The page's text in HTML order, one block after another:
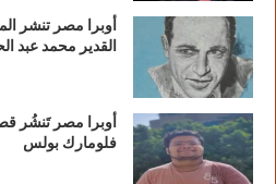
أوبرا مصر تنشر
القدير محمد عبد
أوبرا مصر تَنشُر
فلومارك بولس